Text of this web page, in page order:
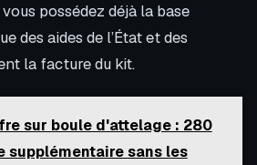
possédez déjà la base
des aides de l’État et des
la facture du kit.
sur boule d'attelage : 280
supplémentaire sans les